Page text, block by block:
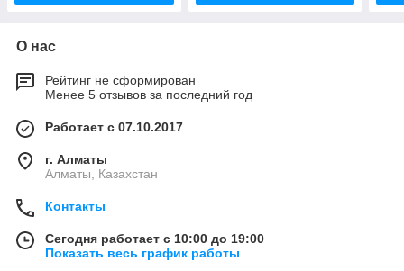
О нас
Рейтинг не сформирован
Менее 5 отзывов за последний год
Работает с 07.10.2017
г. Алматы
Алматы, Казахстан
Контакты
Сегодня работает с 10:00 до 19:00
Показать весь график работы